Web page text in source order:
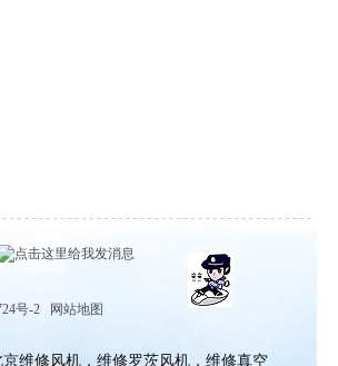
号-2 网站地图
维修风机，维修罗茨风机，维修真空